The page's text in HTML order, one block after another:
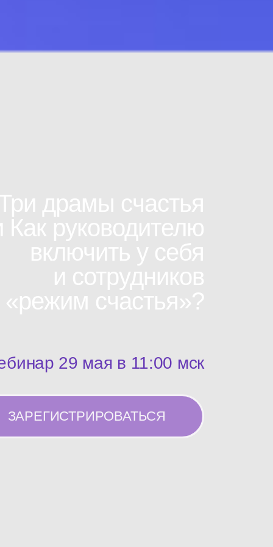
драмы счастья
Как руководителю
включить у себя
и сотрудников
«режим счастья»?
29 мая в 11:00 мск
ЗАРЕГИСТРИРОВАТЬСЯ